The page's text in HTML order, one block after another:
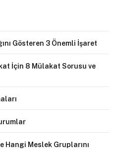
Gösteren 3 Önemli İşaret
İçin 8 Mülakat Sorusu ve
Hangi Meslek Gruplarını